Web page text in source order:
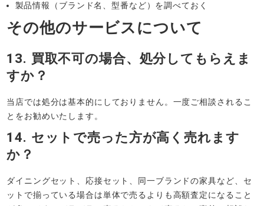
製品情報（ブランド名、型番など）を調べておく
その他のサービスについて
13. 買取不可の場合、処分してもらえま
すか？
当店では処分は基本的にしておりません。一度ご相談されるこ
とをお勧めいたします。
14. セットで売った方が高く売れます
か？
ダイニングセット、応接セット、同一ブランドの家具など、セ
ットで揃っている場合は単体で売るよりも高額査定になること